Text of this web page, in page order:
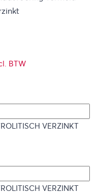
BTW
VERZINKT
VERZINKT